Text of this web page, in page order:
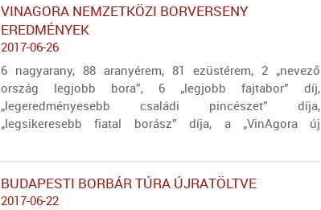
VINAGORA NEMZETKÖZI BORVERSENY
EREDMÉNYEK
2017-06-26
6 nagyarany, 88 aranyérem, 81 ezüstérem, 2 „nevező
ország legjobb bora”, 6 „legjobb fajtabor” díj,
„legeredményesebb családi pincészet” díja,
„legsikeresebb fiatal borász” díja, a „VinAgora új
BUDAPESTI BORBÁR TÚRA ÚJRATÖLTVE
2017-06-22